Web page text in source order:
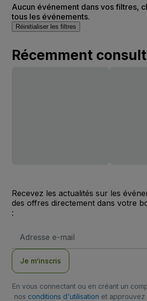
Aucun événement dans vos filtres,
tous les événements.
Réinitialiser les filtres
Récemment
Recevez les actualités sur les
des offres directement dans votre
:
e-
Je m’inscris
En vous connectant ou en créant un
nos conditions d'utilisation et approuvez